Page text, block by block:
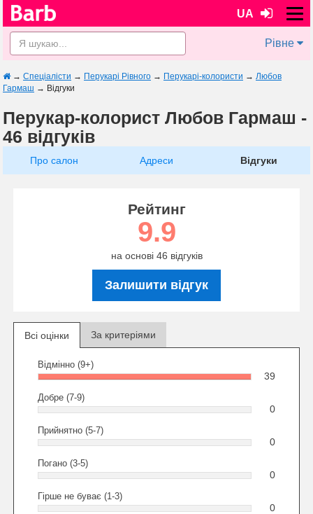
UA
Рівне
→ Спеціалісти → Перукарі Рівного → Перукарі-колористи → Любов
Гармаш → Відгуки
Перукар-колорист Любов Гармаш -
46 відгуків
Про салон Адреси Відгуки
Рейтинг
9.9
на основі 46 відгуків
Залишити відгук
Всі оцінки За критеріями
Відмінно (9+)
39
Добре (7-9)
0
Прийнятно (5-7)
0
Погано (3-5)
0
Гірше не буває (1-3)
0